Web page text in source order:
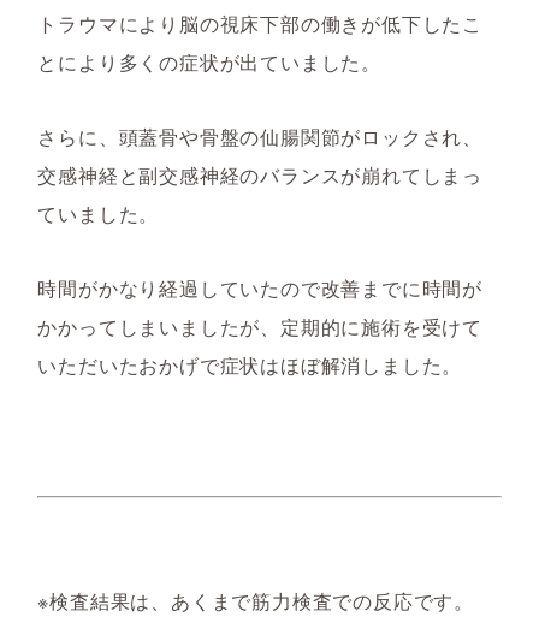
トラウマにより脳の視床下部の働きが低下したこ
とにより多くの症状が出ていました。
さらに、頭蓋骨や骨盤の仙腸関節がロックされ、
交感神経と副交感神経のバランスが崩れてしまっ
ていました。
時間がかなり経過していたので改善までに時間が
かかってしまいましたが、定期的に施術を受けて
いただいたおかげで症状はほぼ解消しました。
※検査結果は、あくまで筋力検査での反応です。